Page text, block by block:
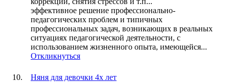
эффективное решение профессионально-
педагогических проблем и типичных
профессиональных задач, возникающих в реальных
ситуациях педагогической деятельности, с
использованием жизненного опыта, имеющейся...
Откликнуться
Няня для девочки 4х лет